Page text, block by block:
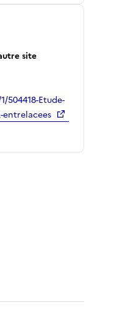
site
504418-Etude-
entrelacees